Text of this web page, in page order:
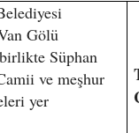
Gölü
Süphan
ve meşhur
yer